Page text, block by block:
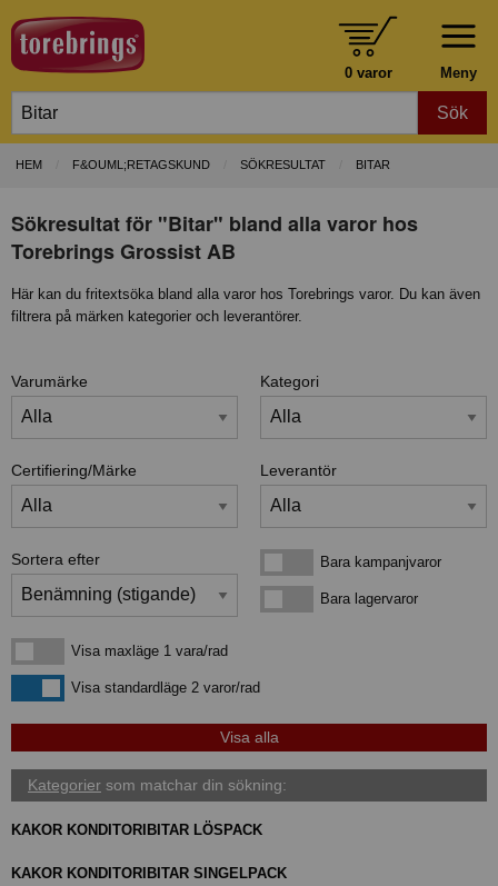
Meny
0 varor
Sök
HEM F&OUML;RETAGSKUND SÖKRESULTAT BITAR
Sökresultat för "Bitar" bland alla varor hos
Torebrings Grossist AB
Här kan du fritextsöka bland alla varor hos Torebrings varor. Du kan även
filtrera på märken kategorier och leverantörer.
Varumärke Kategori
Certifiering/Märke Leverantör
Sortera efter Bara kampanjvarorBara kampanjvaror
Bara lagervarorBara lagervaror
Visa maxläge 1 vara/rad
Visa maxläge 1 vara/rad
Visa standardlägeVisa standardläge 2 varor/rad
Kategorier som matchar din sökning:
KAKOR KONDITORIBITAR LÖSPACK
KAKOR KONDITORIBITAR SINGELPACK